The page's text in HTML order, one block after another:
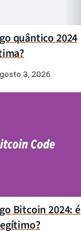
quântico 2024
3, 2026
Bitcoin 2024: é